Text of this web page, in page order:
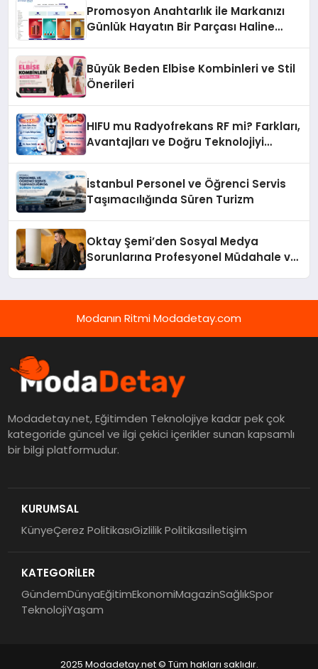
Promosyon Anahtarlık ile Markanızı
Günlük Hayatın Bir Parçası Haline
Büyük Beden Elbise Kombinleri ve Stil
Önerileri
HIFU mu Radyofrekans RF mi? Farkları,
Avantajları ve Doğru Teknolojiyi
İstanbul Personel ve Öğrenci Servis
Taşımacılığında Süren Turizm
Oktay Şemi’den Sosyal Medya
Sorunlarına Profesyonel Müdahale ve
Modanın Ritmi Modadetay.com
Modadetay.net, Eğitimden Teknolojiye kadar pek çok
kategoride güncel ve ilgi çekici içerikler sunan kapsamlı
bir bilgi platformudur.
KURUMSAL
KünyeÇerez PolitikasıGizlilik Politikasıİletişim
KATEGORİLER
GündemDünyaEğitimEkonomiMagazinSağlıkSpor
TeknolojiYaşam
2025 Modadetay.net © Tüm hakları saklıdır.